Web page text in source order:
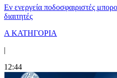
Εν ενεργεία ποδοσφαιριστές
διαιτητές
Α ΚΑΤΗΓΟΡΙΑ
|
12:44